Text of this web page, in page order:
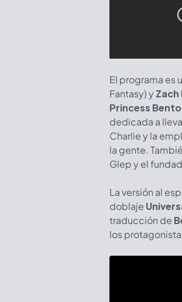
El programa es
Fantasy) yZach
Princess
dedicada a
Charlie y la
la gente.
Glep y el
La versión al
doblaje
traducción de
los